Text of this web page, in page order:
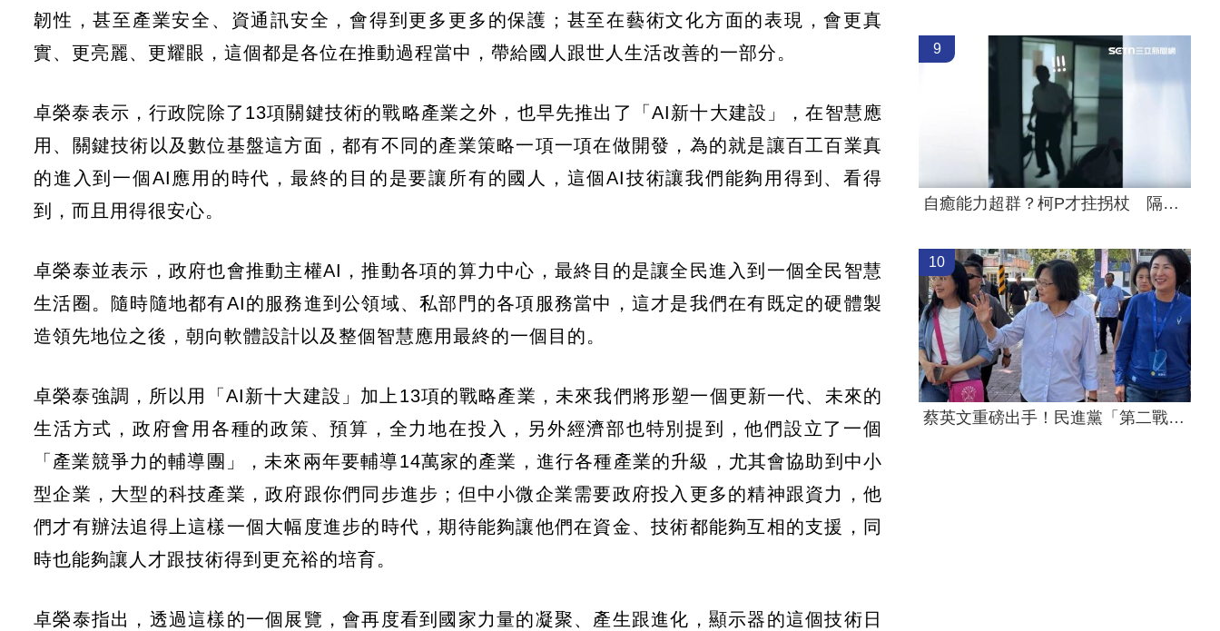
韌性，甚至產業安全、資通訊安全，會得到更多更多的保護；甚至在藝術文化方面的表現，會更真
實、更亮麗、更耀眼，這個都是各位在推動過程當中，帶給國人跟世人生活改善的一部分。
卓榮泰表示，行政院除了13項關鍵技術的戰略產業之外，也早先推出了「AI新十大建設」，在智慧應
用、關鍵技術以及數位基盤這方面，都有不同的產業策略一項一項在做開發，為的就是讓百工百業真
的進入到一個AI應用的時代，最終的目的是要讓所有的國人，這個AI技術讓我們能夠用得到、看得
到，而且用得很安心。
卓榮泰並表示，政府也會推動主權AI，推動各項的算力中心，最終目的是讓全民進入到一個全民智慧
生活圈。隨時隨地都有AI的服務進到公領域、私部門的各項服務當中，這才是我們在有既定的硬體製
造領先地位之後，朝向軟體設計以及整個智慧應用最終的一個目的。
卓榮泰強調，所以用「AI新十大建設」加上13項的戰略產業，未來我們將形塑一個更新一代、未來的
生活方式，政府會用各種的政策、預算，全力地在投入，另外經濟部也特別提到，他們設立了一個
「產業競爭力的輔導團」，未來兩年要輔導14萬家的產業，進行各種產業的升級，尤其會協助到中小
型企業，大型的科技產業，政府跟你們同步進步；但中小微企業需要政府投入更多的精神跟資力，他
們才有辦法追得上這樣一個大幅度進步的時代，期待能夠讓他們在資金、技術都能夠互相的支援，同
時也能夠讓人才跟技術得到更充裕的培育。
卓榮泰指出，透過這樣的一個展覽，會再度看到國家力量的凝聚、產生跟進化，顯示器的這個技術日
9
自癒能力超群？柯P才拄拐杖 隔天能跳
10
蔡英文重磅出手！民進黨「第二戰場」成形